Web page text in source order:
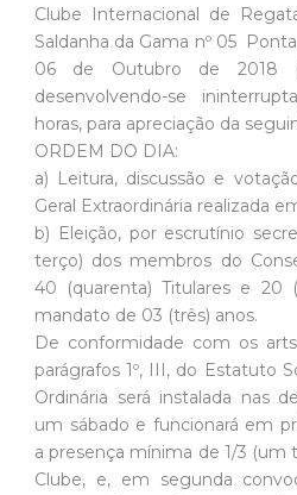
Clube Internacional de
Saldanha da Gama nº 05 
06 de Outubro de 2018
desenvolvendo-se
horas, para apreciação da
ORDEM DO DIA:
a) Leitura, discussão e
Geral Extraordinária realizada
b) Eleição, por escrutínio
terço) dos membros do
40 (quarenta) Titulares e 20
mandato de 03 (três) anos.
De conformidade com os
parágrafos 1º, III, do Estatuto
Ordinária será instalada nas
um sábado e funcionará em
a presença mínima de 1/3 (um
Clube, e, em segunda